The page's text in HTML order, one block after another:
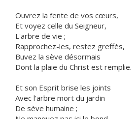
Ouvrez la fente de vos cœurs,
Et voyez celle du Seigneur,
L'arbre de vie ;
Rapprochez-les, restez greffés,
Buvez la sève désormais
Dont la plaie du Christ est remplie.
Et son Esprit brise les joints
Avec l'arbre mort du jardin
De sève humaine ;